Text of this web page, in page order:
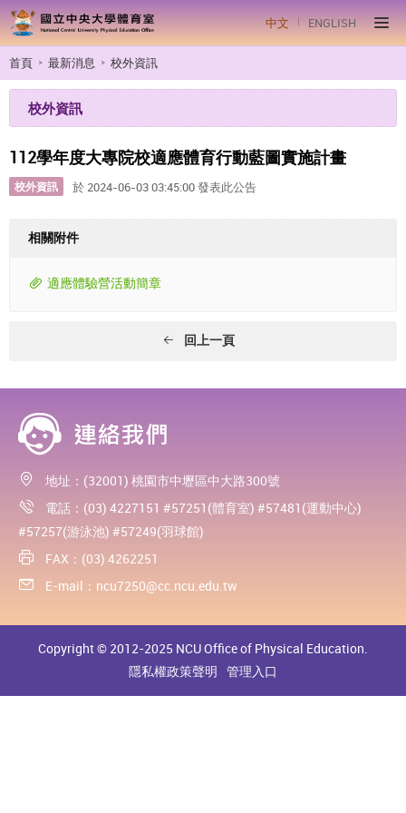
中文 ENGLISH
首頁 最新消息 校外資訊
校外資訊
112學年度大專院校適應體育行動藍圖實施計畫
校外資訊 於 2024-06-03 03:45:00 發表此公告
相關附件
適應體驗營活動簡章
回上一頁
地址：(32001) 桃園市中壢區中大路300號
電話：(03) 4227151 #57251(體育室) #57481(運動中心)
#57257(游泳池) #57249(羽球館)
FAX：(03) 4262251
E-mail： ncu7250@cc.ncu.edu.tw
Copyright © 2012-2025 NCU Office of Physical Education.
隱私權政策聲明 管理入口